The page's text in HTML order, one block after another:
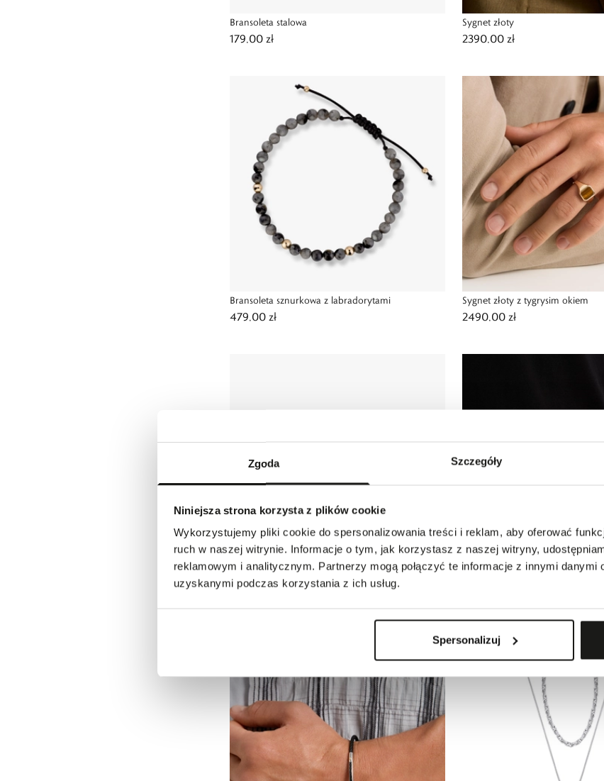
Zgoda Szczegóły
Niniejsza strona korzysta z plików cookie
Wykorzystujemy pliki cookie do spersonalizowania treści i reklam, aby oferować
ruch w naszej witrynie. Informacje o tym, jak korzystasz z naszej witryny,
reklamowym i analitycznym. Partnerzy mogą połączyć te informacje z innymi danymi
uzyskanymi podczas korzystania z ich usług.
Spersonalizuj
Bransoleta stalowa
179,00 zł
Sygnet złoty
2390,00 zł
Bransoleta sznurkowa z labradorytami
479,00 zł
Sygnet złoty z tygrysim okiem
2490,00 zł
Promocja
Bransoleta stalowa
Polecane